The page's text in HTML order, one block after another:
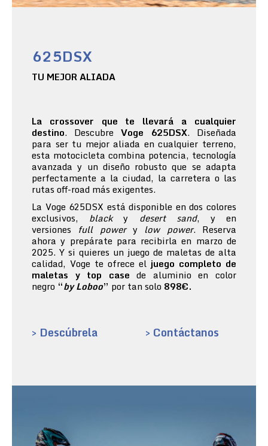
625DSX
TU MEJOR ALIADA
La crossover que te llevará a cualquier
destino. Descubre Voge 625DSX. Diseñada
para ser tu mejor aliada en cualquier terreno,
esta motocicleta combina potencia, tecnología
avanzada y un diseño robusto que se adapta
perfectamente a la ciudad, la carretera o las
rutas off-road más exigentes.
La Voge 625DSX está disponible en dos colores
exclusivos, blacky desert sand, y en
versiones full powery low power. Reserva
ahora y prepárate para recibirla en marzo de
2025. Y si quieres un juego de maletas de alta
calidad, Voge te ofrece el juego completo de
maletas y top case de aluminio en color
negro “by Loboo” por tan solo 898€.
> Descúbrela > Contáctanos